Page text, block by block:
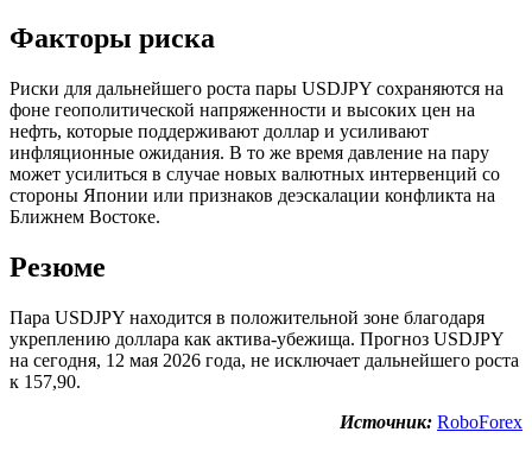
Факторы риска
Риски для дальнейшего роста пары USDJPY сохраняются на
фоне геополитической напряженности и высоких цен на
нефть, которые поддерживают доллар и усиливают
инфляционные ожидания. В то же время давление на пару
может усилиться в случае новых валютных интервенций со
стороны Японии или признаков деэскалации конфликта на
Ближнем Востоке.
Резюме
Пара USDJPY находится в положительной зоне благодаря
укреплению доллара как актива-убежища. Прогноз USDJPY
на сегодня, 12 мая 2026 года, не исключает дальнейшего роста
к 157,90.
Источник: RoboForex